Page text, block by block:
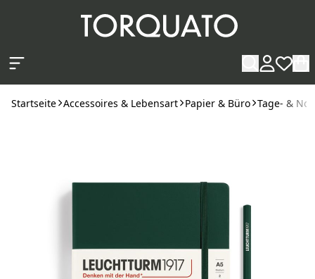
Startseite Accessoires & Lebensart Papier & Büro Tage- &